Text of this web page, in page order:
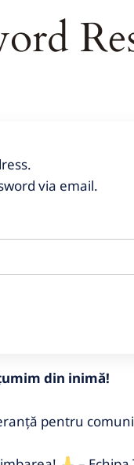
via email.
din inimă!
pentru